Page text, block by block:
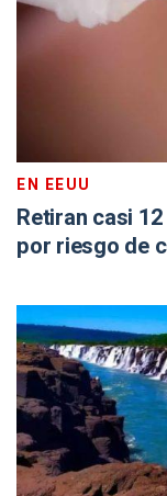
EN EEUU
Retiran casi
por riesgo de